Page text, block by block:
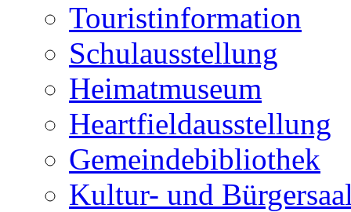
Touristinformation
Schulausstellung
Heimatmuseum
Heartfieldausstellung
Gemeindebibliothek
Kultur- und